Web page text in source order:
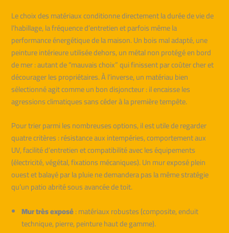
Le choix des matériaux conditionne directement la durée de vie de
l’habillage, la fréquence d’entretien et parfois même la
performance énergétique de la maison. Un bois mal adapté, une
peinture intérieure utilisée dehors, un métal non protégé en bord
de mer : autant de “mauvais choix” qui finissent par coûter cher et
décourager les propriétaires. À l’inverse, un matériau bien
sélectionné agit comme un bon disjoncteur : il encaisse les
agressions climatiques sans céder à la première tempête.
Pour trier parmi les nombreuses options, il est utile de regarder
quatre critères : résistance aux intempéries, comportement aux
UV, facilité d’entretien et compatibilité avec les équipements
(électricité, végétal, fixations mécaniques). Un mur exposé plein
ouest et balayé par la pluie ne demandera pas la même stratégie
qu’un patio abrité sous avancée de toit.
Mur très exposé: matériaux robustes (composite, enduit
technique, pierre, peinture haut de gamme).